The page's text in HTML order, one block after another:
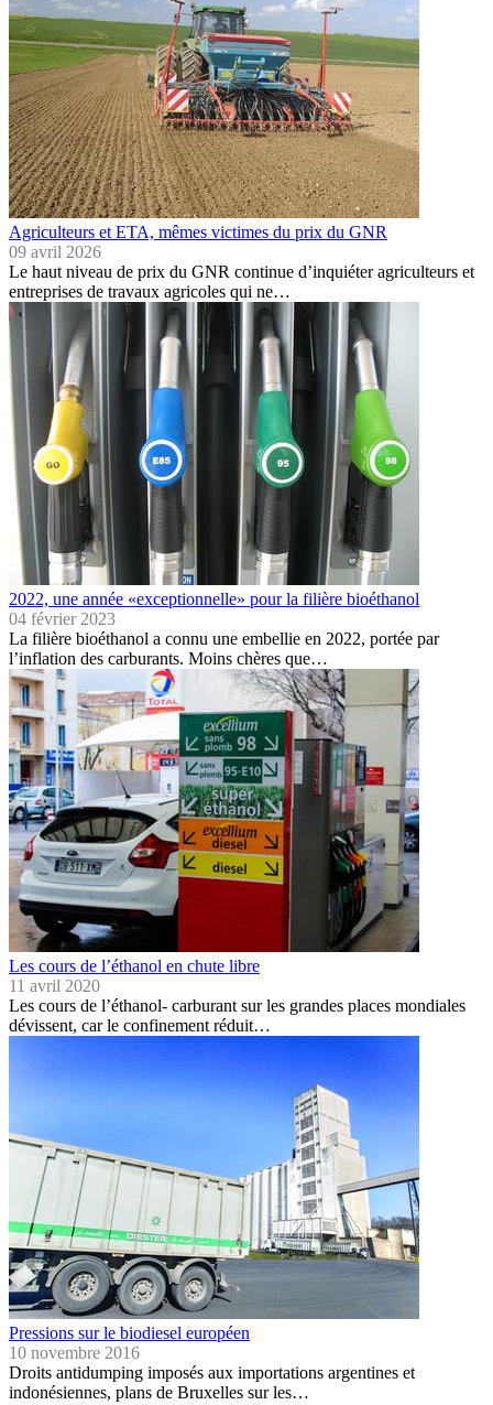
Agriculteurs et ETA, mêmes victimes du prix du GNR
09 avril 2026
Le haut niveau de prix du GNR continue d’inquiéter agriculteurs et
entreprises de travaux agricoles qui ne…
2022, une année «exceptionnelle» pour la filière bioéthanol
04 février 2023
La filière bioéthanol a connu une embellie en 2022, portée par
l’inflation des carburants. Moins chères que…
Les cours de l’éthanol en chute libre
11 avril 2020
Les cours de l’éthanol- carburant sur les grandes places mondiales
dévissent, car le confinement réduit…
Pressions sur le biodiesel européen
10 novembre 2016
Droits antidumping imposés aux importations argentines et
indonésiennes, plans de Bruxelles sur les…